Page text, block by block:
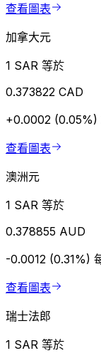
查看圖表
加拿大元
1 SAR 等於
0.373822 CAD
+0.0002 (0.05%)
查看圖表
澳洲元
1 SAR 等於
0.378855 AUD
-0.0012 (0.31%)
查看圖表
瑞士法郎
1 SAR 等於